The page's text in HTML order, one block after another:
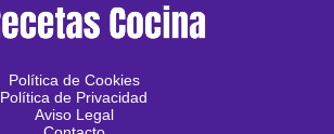
Política de Cookies
Política de Privacidad
Aviso Legal